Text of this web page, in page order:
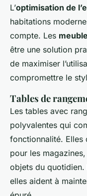
L’optimisation de
habitations
compte. Les
être une solution
de maximiser
compromettre le
Tables de
Les tables avec
polyvalentes qui
fonctionnalité. Elles
pour les
objets du quotidien.
elles aident à